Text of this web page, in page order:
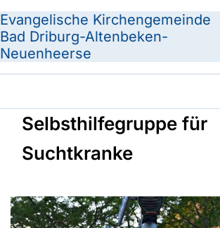
Evangelische Kirchengemeinde
Bad Driburg-Altenbeken-
Neuenheerse
Selbsthilfegruppe für
Suchtkranke